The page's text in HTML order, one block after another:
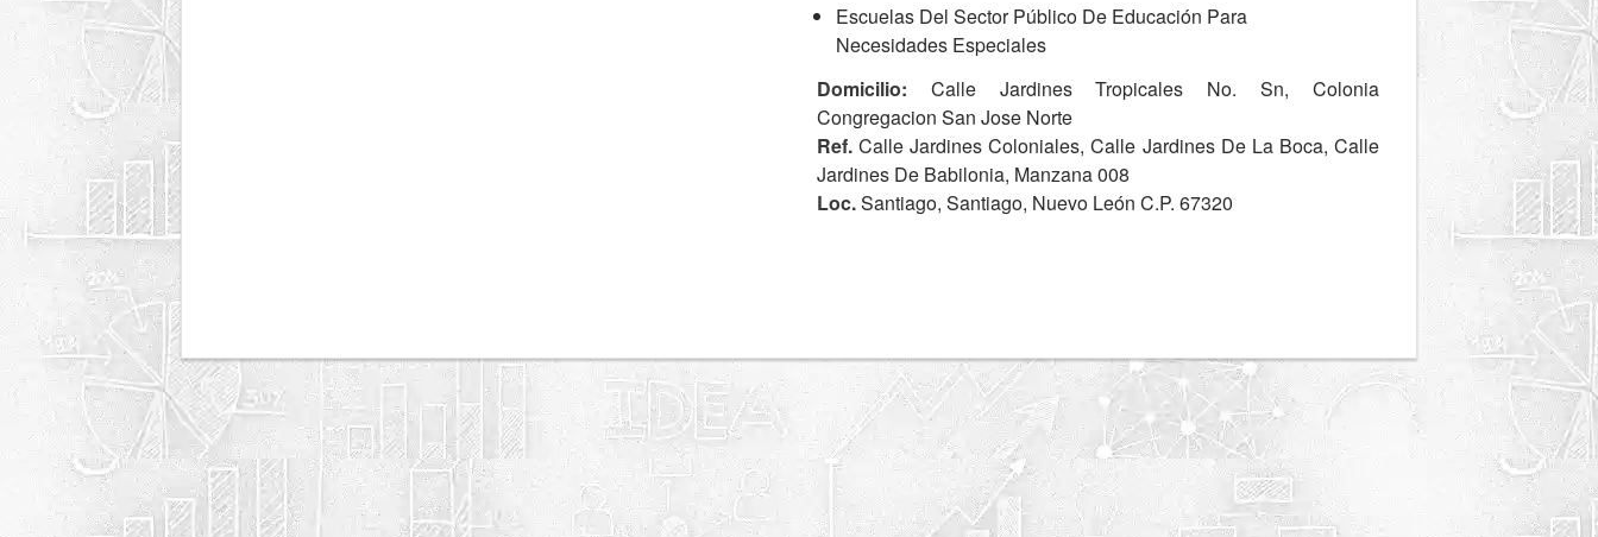
Escuelas Del Sector Público De Educación Para
Necesidades Especiales
Domicilio: Calle Jardines Tropicales No. Sn, Colonia
Congregacion San Jose Norte
Ref. Calle Jardines Coloniales, Calle Jardines De La Boca, Calle
Jardines De Babilonia, Manzana 008
Loc.Santiago, Santiago, Nuevo León C.P. 67320